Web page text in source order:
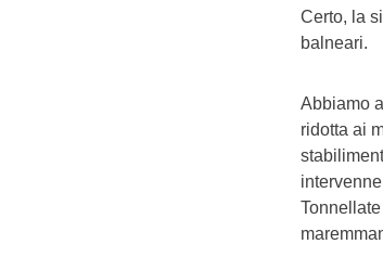
Certo, la
balneari.
Abbiamo
ridotta ai